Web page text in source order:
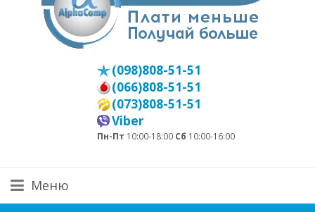
(098)808-51-51
(066)808-51-51
(073)808-51-51
Viber
Пн-Пт 10:00-18:00 Сб 10:00-16:00
Меню